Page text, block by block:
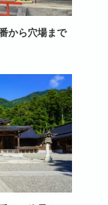
から穴場まで